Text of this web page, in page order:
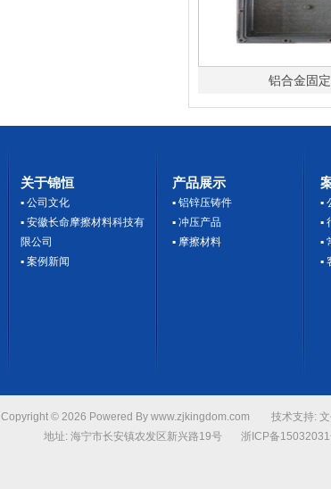
铝合金固
关于锦恒
▪ 公司文化
▪ 安徽长命摩擦材料科技有
限公司
▪ 案例新闻
产品展示
▪ 铝锌压铸件
▪ 冲压产品
▪ 摩擦材料
▪
▪
▪
▪
Copyright © 2026 Powered By www.zjkingdom.com 技术支持:
地址: 海宁市长安镇农发区新兴路19号 浙ICP备